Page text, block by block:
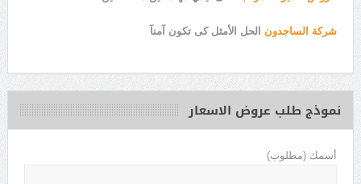
شركة الساجدون الحل الأمثل كى تكون آمنآ
نموذج طلب عروض الاسعار
أسمك (مطلوب)